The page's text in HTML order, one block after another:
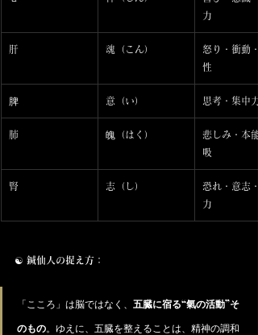
力
肝 魂（こん）
怒り・衝動
性
脾 意（い） 思考・集中力
肺 魄（はく）
悲しみ・本
吸
腎 志（し）
恐れ・意志
力
☯️ 鍼仙人の捉え方：
「こころ」は脳ではなく、 五臓に宿る“氣の活動”そ
のもの。ゆえに、五臓を整えることは、精神の調和